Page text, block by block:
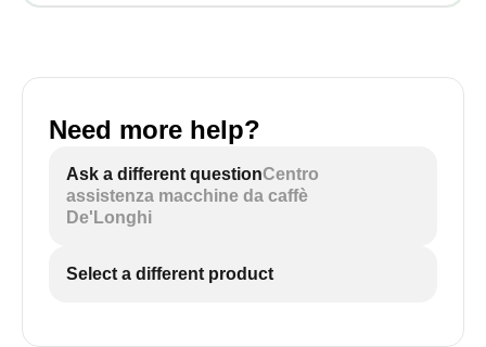
Need more help?
Ask a different questionCentro
assistenza macchine da caffè
De'Longhi
Select a different product